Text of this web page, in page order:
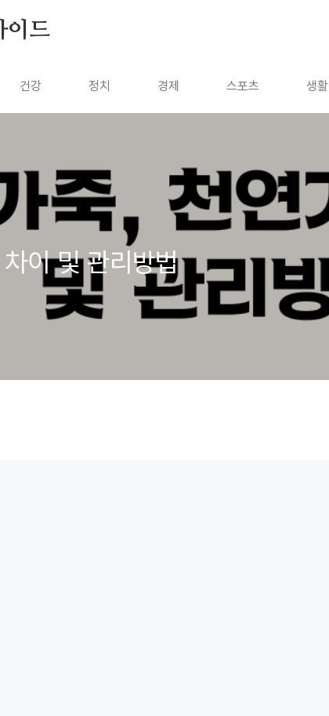
이드
건강 정치 경제 스포츠 생활
이 및 관리방법